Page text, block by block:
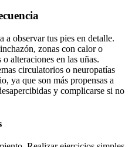
a observar tus pies en detalle.
zonas con calor o
alteraciones en las uñas.
circulatorios o neuropatías
ya que son más propensas a
y complicarse si no